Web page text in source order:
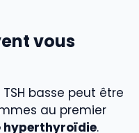
vous
basse peut être
au premier
hyperthyroïdie.